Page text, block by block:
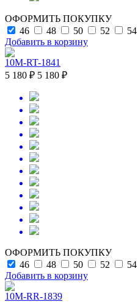
ОФОРМИТЬ ПОКУПКУ
46
48 50 52 54
Добавить в корзину
10M-RT-1841
5 180 ₽ 5 180 ₽
ОФОРМИТЬ ПОКУПКУ
46
48 50 52 54
Добавить в корзину
10M-RR-1839